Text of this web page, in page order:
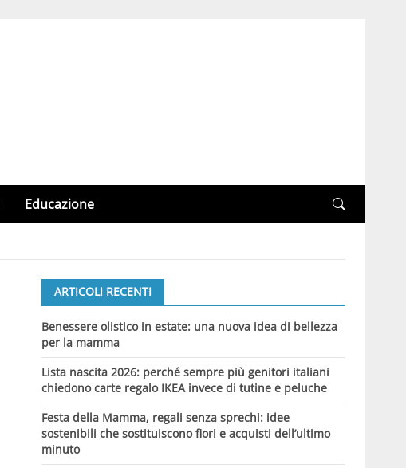
Educazione
ARTICOLI RECENTI
Benessere olistico in estate: una nuova idea di bellezza
per la mamma
Lista nascita 2026: perché sempre più genitori italiani
chiedono carte regalo IKEA invece di tutine e peluche
Festa della Mamma, regali senza sprechi: idee
sostenibili che sostituiscono fiori e acquisti dell’ultimo
minuto